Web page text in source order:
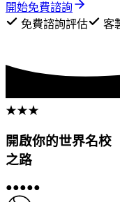
開始免費諮詢
免費諮詢評估
客
★★★
開啟你的世界名校
之路
●●●●●